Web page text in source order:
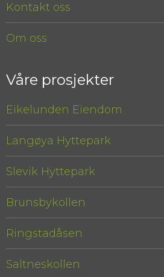
Kontakt oss
Om oss
Våre prosjekter
Eikelunden Eiendom
Langøya Hyttepark
Slevik Hyttepark
Brunsbykollen
Ringstadåsen
Saltneskollen